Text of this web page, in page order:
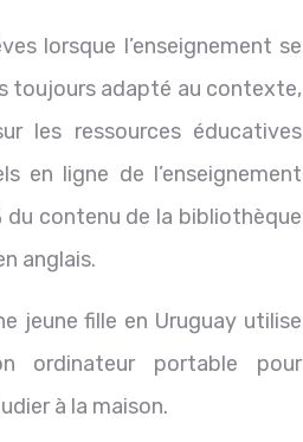
lorsque l’enseignement se
toujours adapté au contexte,
les ressources éducatives
en ligne de l’enseignement
du contenu de la bibliothèque
anglais.
jeune fille en Uruguay utilise
ordinateur portable pour
à la maison.